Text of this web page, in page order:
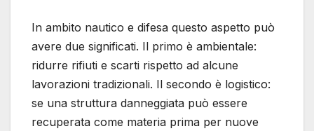
In ambito nautico e difesa questo aspetto può
avere due significati. Il primo è ambientale:
ridurre rifiuti e scarti rispetto ad alcune
lavorazioni tradizionali. Il secondo è logistico:
se una struttura danneggiata può essere
recuperata come materia prima per nuove